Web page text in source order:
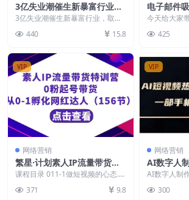
3亿失业潮催生新暴富行业，
取代知识付费的新风口，零基
础做人才推荐官，一部手机日
入多张
3亿失业潮催生新暴富行业，取代
推荐官，一部手机日入...
440 15.8
电子邮件
邮件广告
0+美金
今天给大家
的项目，市
425
VIP
网络营销
繁星·计划素人IP流量带货特
训营：0粉起号带货 从0-1孵
化网红达人（156节）
课程目录 011-1做短视频的心态.m
据分...
371 9.8
VIP
网络营销
AI数字人
现实操课
频变现(更
AI数字人制
新2月) 课程
300